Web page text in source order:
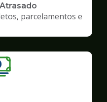
parcelamentos e